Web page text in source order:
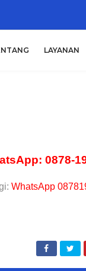
LAYANAN
0878-
WhatsApp